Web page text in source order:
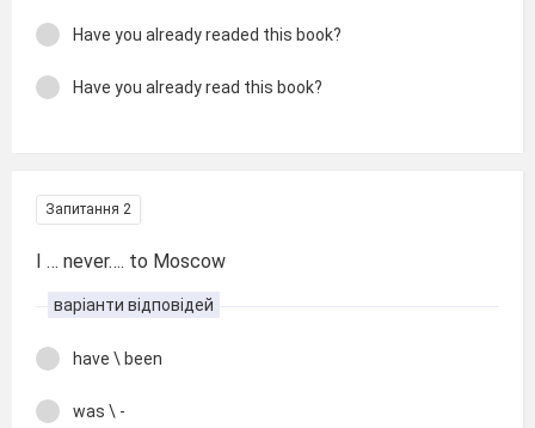
Have you already readed this book?
Have you already read this book?
Запитання 2
I … never…. to Moscow
варіанти відповідей
have \ been
was \ -